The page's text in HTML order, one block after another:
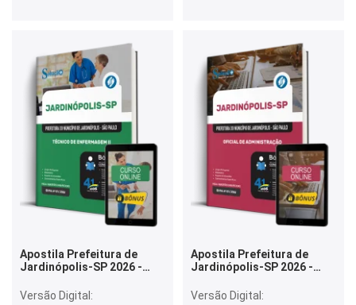
Apostila Prefeitura de
Jardinópolis-SP 2026 -
Versão Digital:
Apostila Prefeitura de
Jardinópolis-SP 2026 -
Versão Digital: